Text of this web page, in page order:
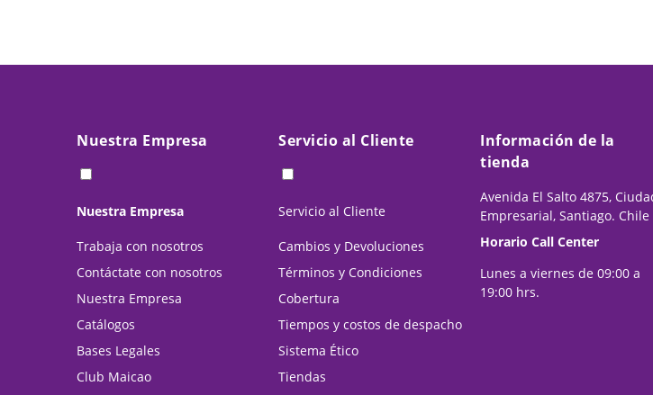
Nuestra Empresa
Nuestra Empresa
Trabaja con nosotros
Contáctate con nosotros
Nuestra Empresa
Catálogos
Bases Legales
Club Maicao
Servicio al Cliente
Servicio al Cliente
Cambios y Devoluciones
Términos y Condiciones
Cobertura
Tiempos y costos de despacho
Sistema Ético
Tiendas
Información de la
tienda
Avenida El Salto 4875,
Empresarial, Santiago. Chile
Horario Call Center
Lunes a viernes de 09:00 a
19:00 hrs.